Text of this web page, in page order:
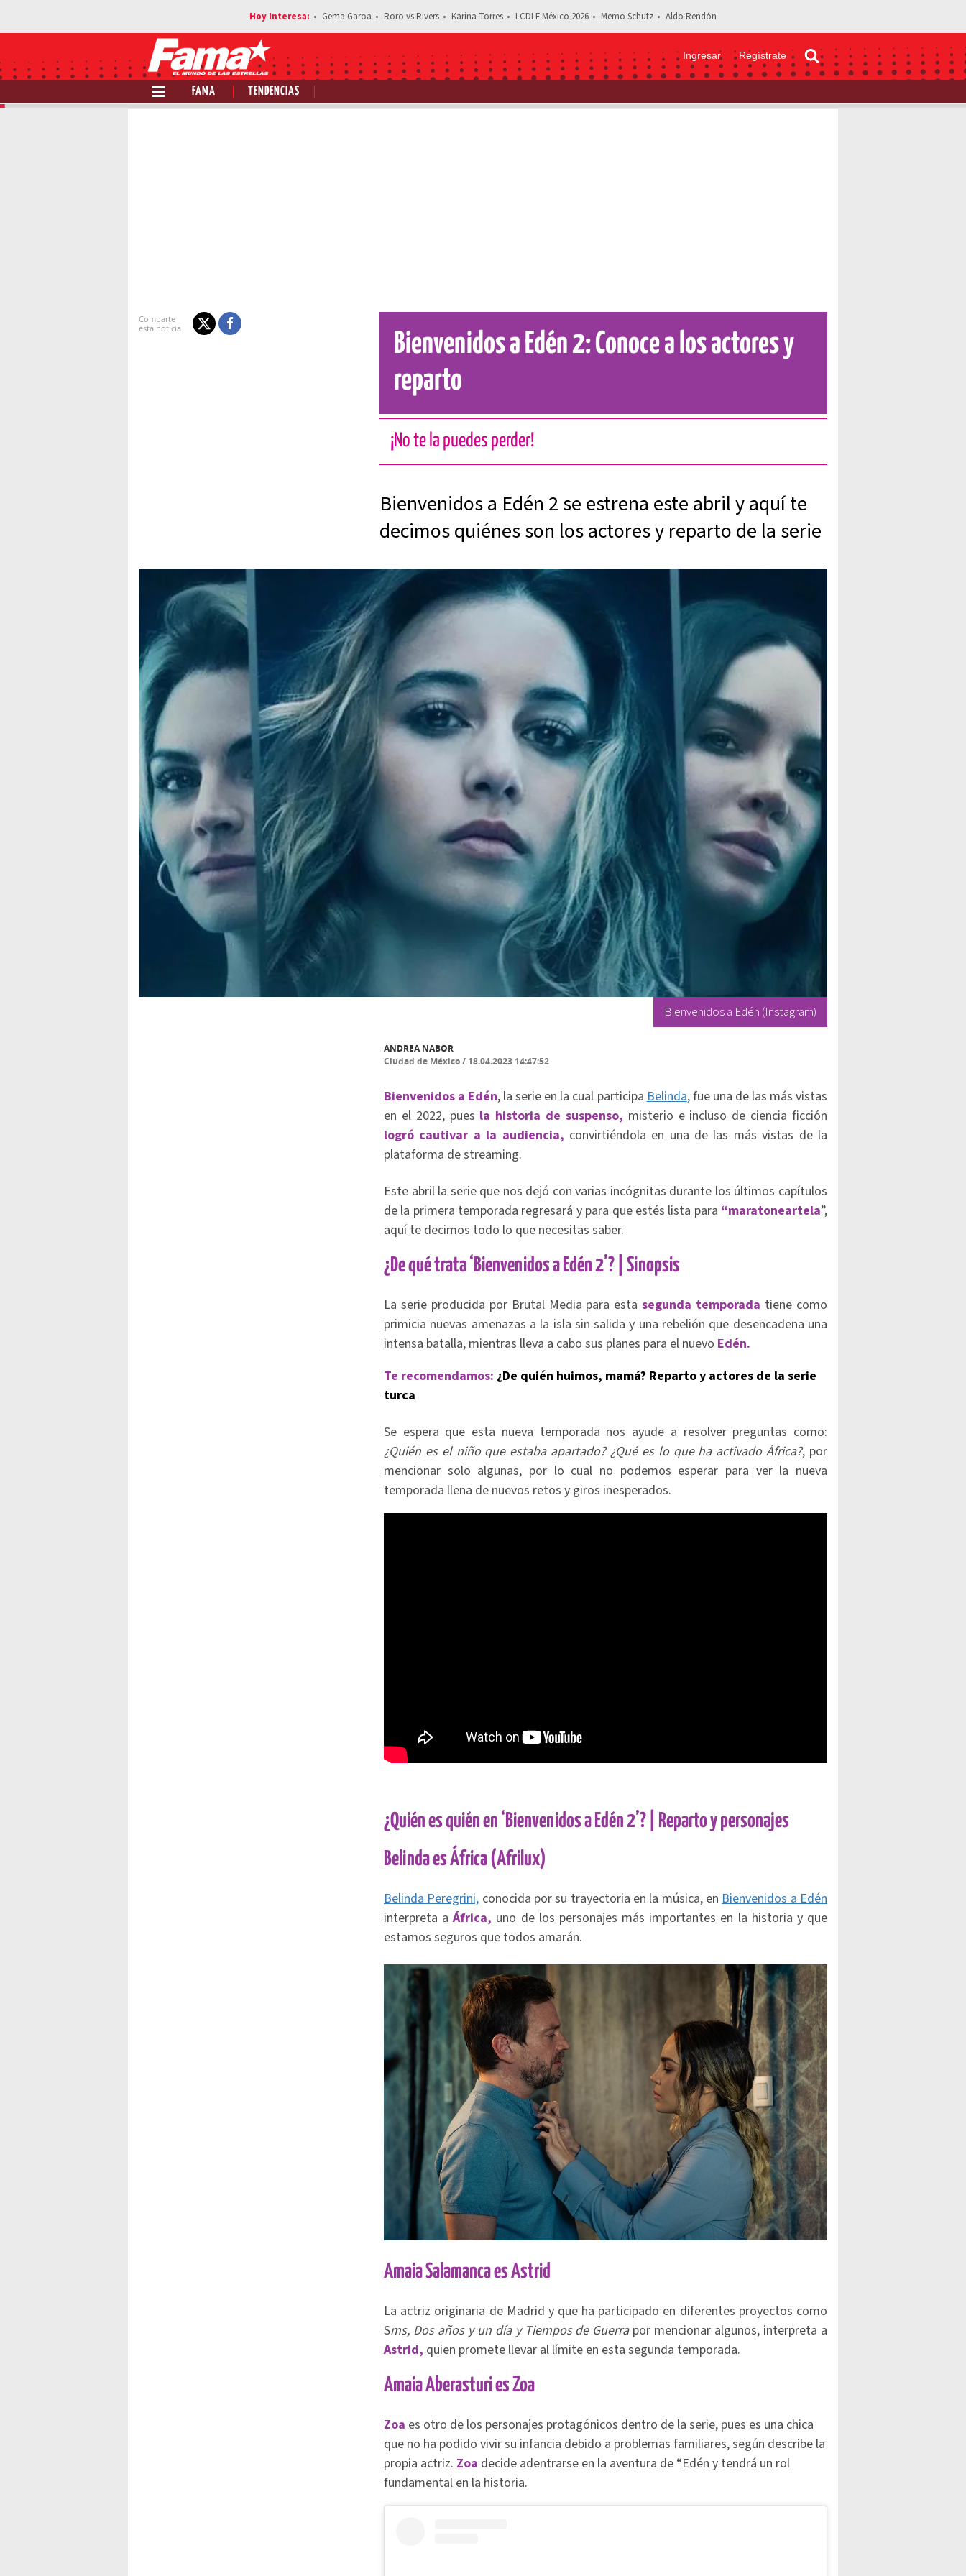
Gema Garoa Roro vs Rivers Karina Torres LCDLF México 2026 Memo Schutz Aldo Rendón
Ingresar Regístrate
FAMA TENDENCIAS
Estás leyendo: Bienvenidos a Edén 2: Conoce a los actores y reparto
Bienvenidos a Edén 2: Conoce a los actores y
reparto
¡No te la puedes perder!
Bienvenidos a Edén 2 se estrena este abril y aquí te
decimos quiénes son los actores y reparto de la serie
Bienvenidos a Edén (Instagram)
ANDREA NABOR
Ciudad de México/ 18.04.2023 14:47:52
Bienvenidos a Edén, la serie en la cual participaBelinda, fue una de las más vistas
en el 2022, pues la historia de suspenso, misterio e incluso de ciencia ficción
logró cautivar a la audiencia, convirtiéndola en una de las más vistas de la
plataforma de streaming.
Este abril la serie que nos dejó con varias incógnitas durante los últimos capítulos
de la primera temporada regresará y para que estés lista para “maratoneartela”,
aquí te decimos todo lo que necesitas saber.
¿De qué trata ‘Bienvenidos a Edén 2’? | Sinopsis
La serie producida por Brutal Media para esta segunda temporada tiene como
primicia nuevas amenazas a la isla sin salida y una rebelión que desencadena una
intensa batalla, mientras lleva a cabo sus planes para el nuevo Edén.
Te recomendamos: ¿De quién huimos, mamá? Reparto y actores de la serie
turca
Se espera que esta nueva temporada nos ayude a resolver preguntas como:
¿Quién es el niño que estaba apartado? ¿Qué es lo que ha activado África?, por
mencionar solo algunas, por lo cual no podemos esperar para ver la nueva
temporada llena de nuevos retos y giros inesperados.
¿Quién es quién en ‘Bienvenidos a Edén 2’? | Reparto y personajes
Belinda es África (Afrilux)
Belinda Peregrini, conocida por su trayectoria en la música, enBienvenidos a Edén
interpreta a África, uno de los personajes más importantes en la historia y que
estamos seguros que todos amarán.
Amaia Salamanca es Astrid
La actriz originaria de Madrid y que ha participado en diferentes proyectos como
Sms, Dos años y un día y Tiempos de Guerra por mencionar algunos, interpreta a
Astrid, quien promete llevar al límite en esta segunda temporada.
Amaia Aberasturi es Zoa
Zoa es otro de los personajes protagónicos dentro de la serie, pues es una chica
que no ha podido vivir su infancia debido a problemas familiares, según describe la
propia actriz. Zoa decide adentrarse en la aventura de “Edén y tendrá un rol
fundamental en la historia.